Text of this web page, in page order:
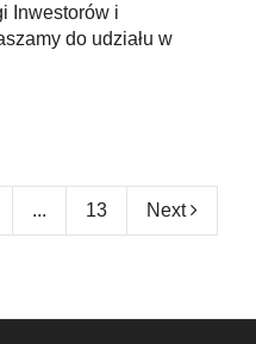
Inwestorów i
do udziału w
... 13 Next